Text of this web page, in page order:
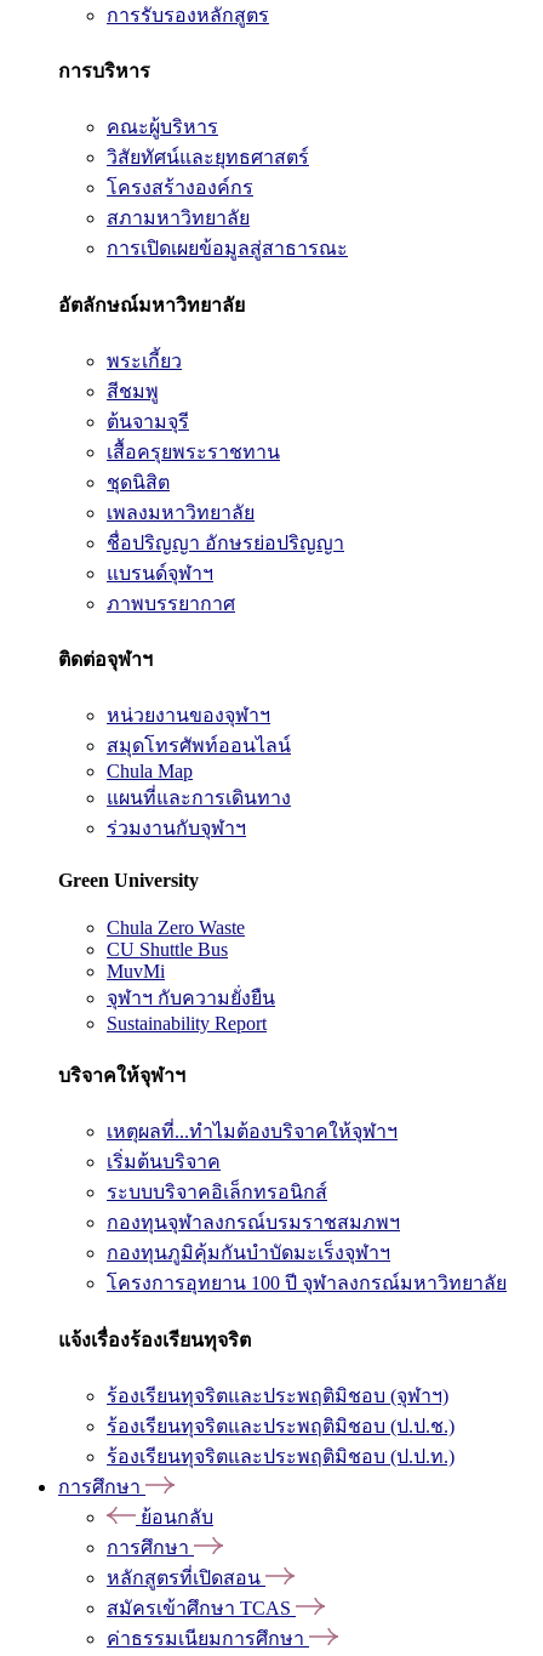
การรับรองหลักสูตร
การบริหาร
คณะผู้บริหาร
วิสัยทัศน์และยุทธศาสตร์
โครงสร้างองค์กร
สภามหาวิทยาลัย
การเปิดเผยข้อมูลสู่สาธารณะ
อัตลักษณ์มหาวิทยาลัย
พระเกี้ยว
สีชมพู
ต้นจามจุรี
เสื้อครุยพระราชทาน
ชุดนิสิต
เพลงมหาวิทยาลัย
ชื่อปริญญา อักษรย่อปริญญา
แบรนด์จุฬาฯ
ภาพบรรยากาศ
ติดต่อจุฬาฯ
หน่วยงานของจุฬาฯ
สมุดโทรศัพท์ออนไลน์
Chula Map
แผนที่และการเดินทาง
ร่วมงานกับจุฬาฯ
Green University
Chula Zero Waste
CU Shuttle Bus
MuvMi
จุฬาฯ กับความยั่งยืน
Sustainability Report
บริจาคให้จุฬาฯ
เหตุผลที่...ทำไมต้องบริจาคให้จุฬาฯ
เริ่มต้นบริจาค
ระบบบริจาคอิเล็กทรอนิกส์
กองทุนจุฬาลงกรณ์บรมราชสมภพฯ
กองทุนภูมิคุ้มกันบำบัดมะเร็งจุฬาฯ
โครงการอุทยาน 100 ปี จุฬาลงกรณ์มหาวิทยาลัย
แจ้งเรื่องร้องเรียนทุจริต
ร้องเรียนทุจริตและประพฤติมิชอบ (จุฬาฯ)
ร้องเรียนทุจริตและประพฤติมิชอบ (ป.ป.ช.)
ร้องเรียนทุจริตและประพฤติมิชอบ (ป.ป.ท.)
การศึกษา
ย้อนกลับ
การศึกษา
หลักสูตรที่เปิดสอน
สมัครเข้าศึกษา TCAS
ค่าธรรมเนียมการศึกษา